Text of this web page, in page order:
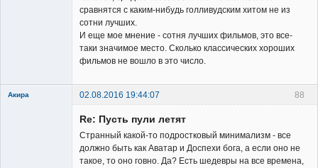
сравнятся с каким-нибудь голливудским хитом не из
сотни лучших.
И еще мое мнение - сотня лучших фильмов, это все-
таки значимое место. Сколько классических хороших
фильмов не вошло в это число.
88
Акира 02.08.2016 19:44:07
Re: Пусть пули летят
Странный какой-то подростковый минимализм - все
должно быть как Аватар и Доспехи бога, а если оно не
такое, то оно говно. Да? Есть шедевры на все времена,